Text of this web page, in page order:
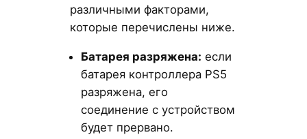
различными факторами,
которые перечислены ниже.
Батарея разряжена: если
батарея контроллера PS5
разряжена, его
соединение с устройством
будет прервано.